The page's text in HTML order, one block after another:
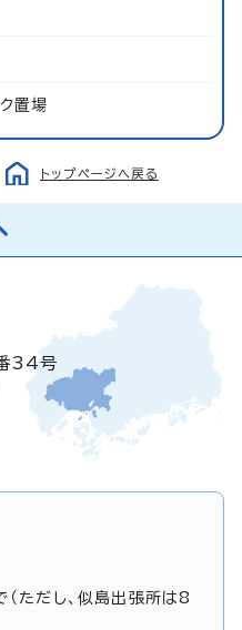
置場
トップページへ戻る
34号
ただし、似島出張所は8